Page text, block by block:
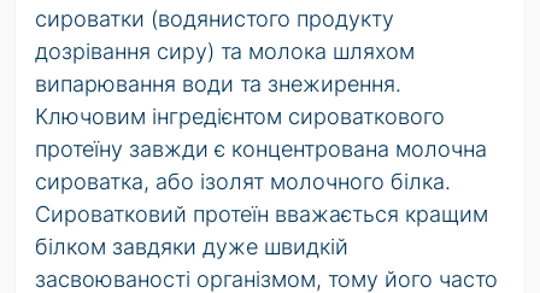
сироватки (водянистого продукту
дозрівання сиру) та молока шляхом
випарювання води та знежирення.
Ключовим інгредієнтом сироваткового
протеїну завжди є концентрована молочна
сироватка, або ізолят молочного білка.
Сироватковий протеїн вважається кращим
білком завдяки дуже швидкій
засвоюваності організмом, тому його часто